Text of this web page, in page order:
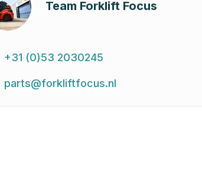
Team Forklift Focus
+31 (0)53 2030245
parts@forkliftfocus.nl